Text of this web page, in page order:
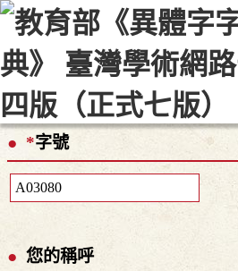
::: 最新消息 常見問題 編輯說明
顯示模式
網站導覽
*字號
您的稱呼